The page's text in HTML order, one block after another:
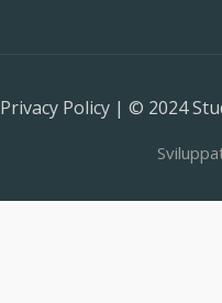
Privacy Policy | © 2024